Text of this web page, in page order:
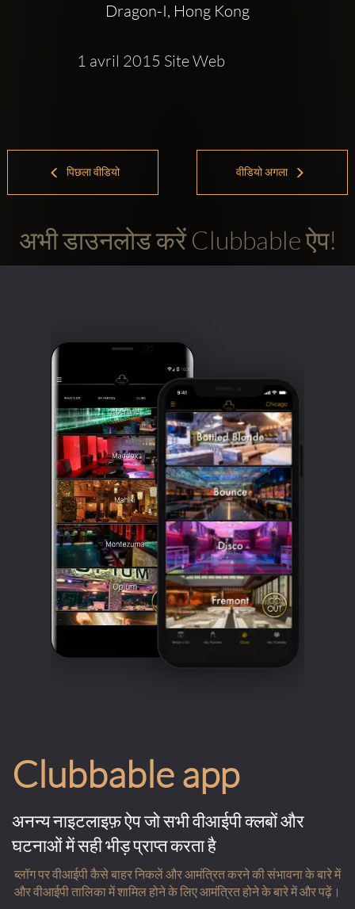
Dragon-I, Hong Kong
1 avril 2015 Site Web
पिछला वीडियो वीडियो अगला
अभी डाउनलोड करें Clubbable ऐप!
Clubbable app
अनन्य नाइटलाइफ़ ऐप जो सभी वीआईपी क्लबों और
घटनाओं में सही भीड़ प्राप्त करता है
ब्लॉग पर वीआईपी कैसे बाहर निकलें और आमंत्रित करने की संभावना के बारे में
और वीआईपी तालिका में शामिल होने के लिए आमंत्रित होने के बारे में और पढ़ें।